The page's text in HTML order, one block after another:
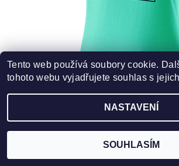
DÁMSKÉ TRIČKO S KŘÍŽOVKOU -
Tento web používá soubory cookie.
tohoto webu vyjadřujete souhlas s
NASTAVENÍ
SOUHLASÍM